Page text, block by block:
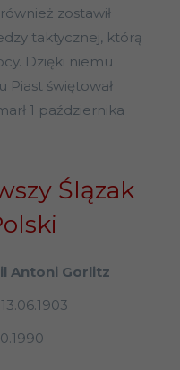
zostawił
taktycznej, którą
Dzięki niemu
Piast świętował
1 października
Ślązak
Antoni Gorlitz
13.06.1903